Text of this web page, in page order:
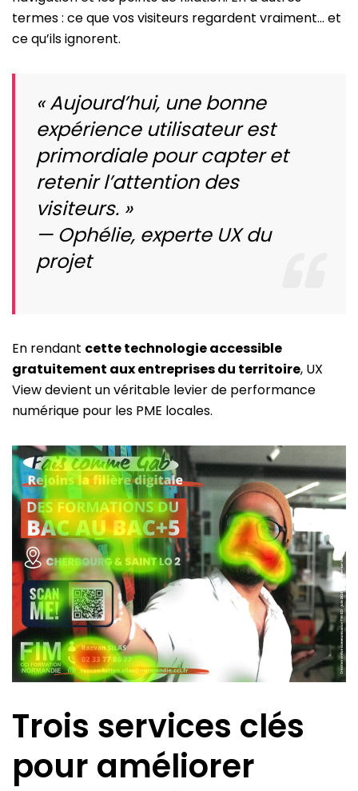
termes : ce que vos visiteurs regardent vraiment… et
ce qu’ils ignorent.
« Aujourd’hui, une bonne
expérience utilisateur est
primordiale pour capter et
retenir l’attention des
visiteurs. »
— Ophélie, experte UX du
projet
En rendant cette technologie accessible
gratuitement aux entreprises du territoire, UX
View devient un véritable levier de performance
numérique pour les PME locales.
Trois services clés
pour améliorer